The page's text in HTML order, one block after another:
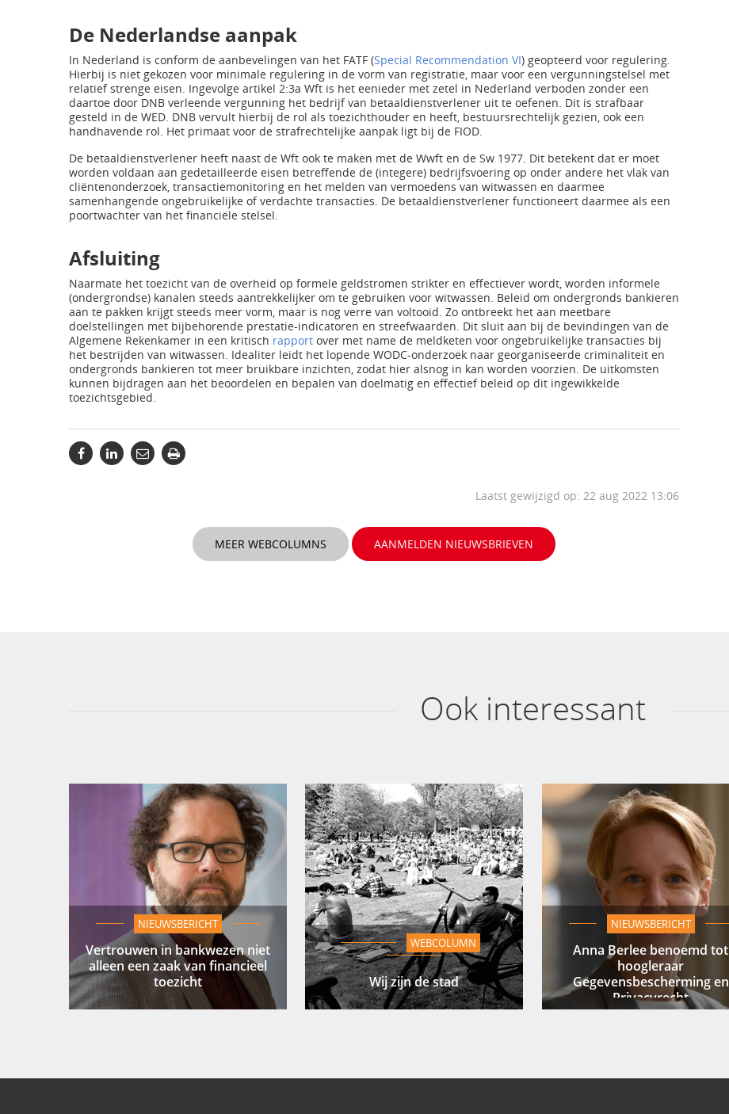
De Nederlandse aanpak
In Nederland is conform de aanbevelingen van het FATF (Special Recommendation VI) geopteerd voor regulering.
Hierbij is niet gekozen voor minimale regulering in de vorm van registratie, maar voor een vergunningstelsel met
relatief strenge eisen. Ingevolge artikel 2:3a Wft is het eenieder met zetel in Nederland verboden zonder een
daartoe door DNB verleende vergunning het bedrijf van betaaldienstverlener uit te oefenen. Dit is strafbaar
gesteld in de WED. DNB vervult hierbij de rol als toezichthouder en heeft, bestuursrechtelijk gezien, ook een
handhavende rol. Het primaat voor de strafrechtelijke aanpak ligt bij de FIOD.
De betaaldienstverlener heeft naast de Wft ook te maken met de Wwft en de Sw 1977. Dit betekent dat er moet
worden voldaan aan gedetailleerde eisen betreffende de (integere) bedrijfsvoering op onder andere het vlak van
cliëntenonderzoek, transactiemonitoring en het melden van vermoedens van witwassen en daarmee
samenhangende ongebruikelijke of verdachte transacties. De betaaldienstverlener functioneert daarmee als een
poortwachter van het financiële stelsel.
Afsluiting
Naarmate het toezicht van de overheid op formele geldstromen strikter en effectiever wordt, worden informele
(ondergrondse) kanalen steeds aantrekkelijker om te gebruiken voor witwassen. Beleid om ondergronds bankieren
aan te pakken krijgt steeds meer vorm, maar is nog verre van voltooid. Zo ontbreekt het aan meetbare
doelstellingen met bijbehorende prestatie-indicatoren en streefwaarden. Dit sluit aan bij de bevindingen van de
Algemene Rekenkamer in een kritisch rapport over met name de meldketen voor ongebruikelijke transacties bij
het bestrijden van witwassen. Idealiter leidt het lopende WODC-onderzoek naar georganiseerde criminaliteit en
ondergronds bankieren tot meer bruikbare inzichten, zodat hier alsnog in kan worden voorzien. De uitkomsten
kunnen bijdragen aan het beoordelen en bepalen van doelmatig en effectief beleid op dit ingewikkelde
toezichtsgebied.
Laatst gewijzigd op: 22 aug 2022 13:06
MEER WEBCOLUMNS AANMELDEN NIEUWSBRIEVEN
Ook interessant
NIEUWSBERICHT
Vertrouwen in bankwezen niet
alleen een zaak van financieel
toezicht
WEBCOLUMN
Wij zijn de stad
NIEUWSBERICHT
Anna Berlee benoemd tot
hoogleraar
Gegevensbescherming en
Privacyrecht